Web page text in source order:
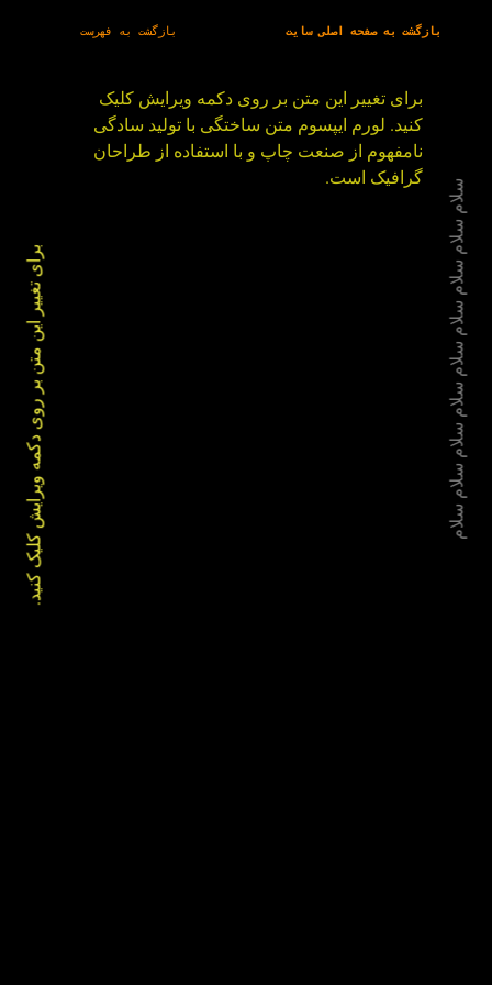
بازگشت به صفحه اصلی سایت بازگشت به فهرست
سلام سلام سلام سلام سلام سلام سلام سلام سلام
برای تغییر این متن بر روی دکمه ویرایش کلیک
کنید. لورم ایپسوم متن ساختگی با تولید سادگی
نامفهوم از صنعت چاپ و با استفاده از طراحان
گرافیک است.
برای تغییر این متن بر روی دکمه ویرایش کلیک کنید.